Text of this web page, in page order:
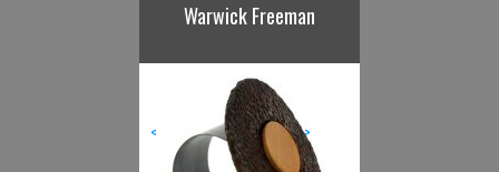
Warwick Freeman
Karl Fritsch
< >